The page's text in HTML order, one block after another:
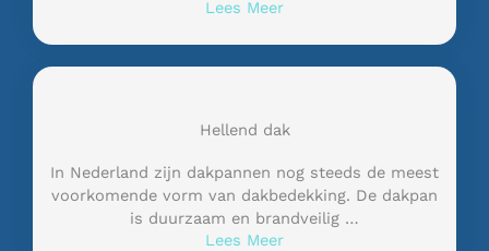
Lees Meer
Hellend dak
In Nederland zijn dakpannen nog steeds de meest
voorkomende vorm van dakbedekking. De dakpan
is duurzaam en brandveilig …
Lees Meer